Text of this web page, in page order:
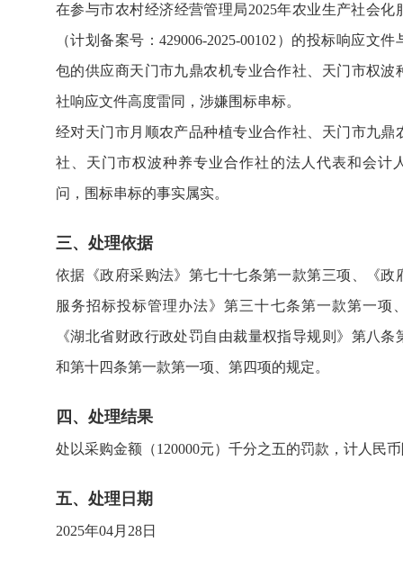
在参与市农村经济经营管理局2025年农业生产社会化
（计划备案号：429006-2025-00102）的投标响应文
包的供应商天门市九鼎农机专业合作社、天门市权波
社响应文件高度雷同，涉嫌围标串标。
经对天门市月顺农产品种植专业合作社、天门市九鼎
社、天门市权波种养专业合作社的法人代表和会计
问，围标串标的事实属实。
三、处理依据
依据《政府采购法》第七十七条第一款第三项、《政
服务招标投标管理办法》第三十七条第一款第一项
《湖北省财政行政处罚自由裁量权指导规则》第八条
和第十四条第一款第一项、第四项的规定。
四、处理结果
处以采购金额（120000元）千分之五的罚款，计人民
五、处理日期
2025年04月28日